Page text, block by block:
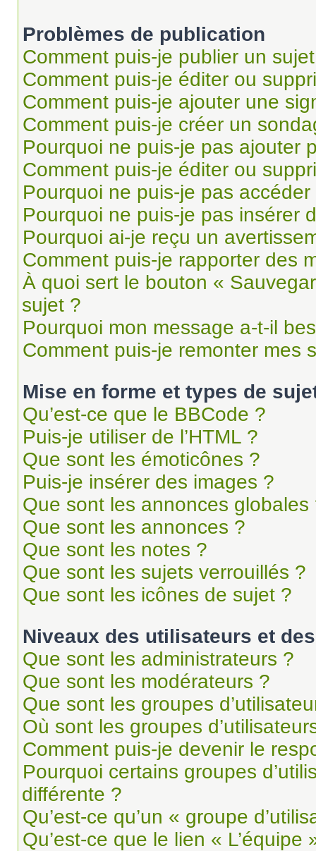
Problèmes de publication
Comment puis-je publier un
Comment puis-je éditer ou
Comment puis-je ajouter une
Comment puis-je créer un
Pourquoi ne puis-je pas ajouter
Comment puis-je éditer ou
Pourquoi ne puis-je pas
Pourquoi ne puis-je pas insérer
Pourquoi ai-je reçu un
Comment puis-je rapporter des
À quoi sert le bouton «
sujet ?
Pourquoi mon message a-t-il
Comment puis-je remonter mes
Mise en forme et types de
Qu’est-ce que le BBCode ?
Puis-je utiliser de l’HTML ?
Que sont les émoticônes ?
Puis-je insérer des images ?
Que sont les annonces globales
Que sont les annonces ?
Que sont les notes ?
Que sont les sujets verrouillés ?
Que sont les icônes de sujet ?
Niveaux des utilisateurs et
Que sont les administrateurs ?
Que sont les modérateurs ?
Que sont les groupes
Où sont les groupes
Comment puis-je devenir le
Pourquoi certains groupes
différente ?
Qu’est-ce qu’un « groupe
Qu’est-ce que le lien « L’équipe